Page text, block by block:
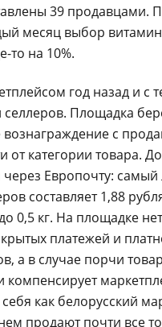
39 продавцами.
месяц выбор
то на 10%.
год назад и с
селлеров. Площадка
с
от категории товара.
через Европочту: самый
составляет 1,88
0,5 кг. На площадке
платежей и
а в случае порчи
компенсирует
как белорусский
продают почти все